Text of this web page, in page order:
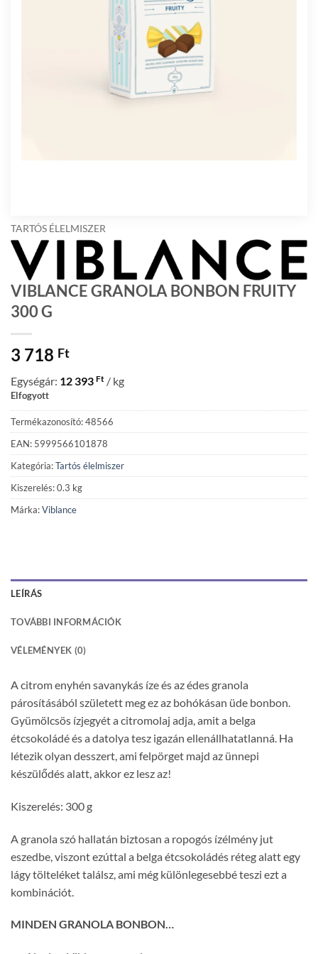
TARTÓS ÉLELMISZER
VIBLANCE GRANOLA BONBON FRUITY
300 G
3 718 Ft
Egységár: 12 393 Ft / kg
Elfogyott
Termékazonosító: 48566
EAN: 5999566101878
Kategória:Tartós élelmiszer
Kiszerelés: 0.3 kg
Márka:Viblance
LEÍRÁS
TOVÁBBI INFORMÁCIÓK
VÉLEMÉNYEK (0)
A citrom enyhén savanykás íze és az édes granola
párosításából született meg ez az bohókásan üde bonbon.
Gyümölcsös ízjegyét a citromolaj adja, amit a belga
étcsokoládé és a datolya tesz igazán ellenállhatatlanná. Ha
létezik olyan desszert, ami felpörget majd az ünnepi
készülődés alatt, akkor ez lesz az!
Kiszerelés: 300 g
A granola szó hallatán biztosan a ropogós ízélmény jut
eszedbe, viszont ezúttal a belga étcsokoládés réteg alatt egy
lágy tölteléket találsz, ami még különlegesebbé teszi ezt a
kombinációt.
MINDEN GRANOLA BONBON…